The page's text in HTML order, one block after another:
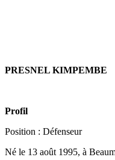
PRESNEL KIMPEMBE
Profil
Position : Défenseur
Né le 13 août 1995, à